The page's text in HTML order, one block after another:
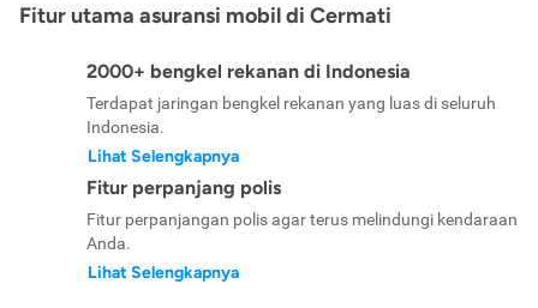
Fitur utama asuransi mobil di Cermati
2000+ bengkel rekanan di Indonesia
Terdapat jaringan bengkel rekanan yang luas di seluruh
Indonesia.
Lihat Selengkapnya
Fitur perpanjang polis
Fitur perpanjangan polis agar terus melindungi kendaraan
Anda.
Lihat Selengkapnya